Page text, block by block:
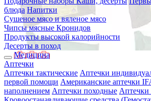
блюда Напитки
Сушеное мясо и вяленое мясо
Чипсы мясные Кронидов
Продукты высокой калорийности
Десерты в поход
Медицина
Аптечки
Аптечки тактические Аптечки
первой помощи Американские аптечки
наполнением Аптечки походные Аптечки